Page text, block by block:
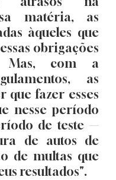
matéria, as
àqueles que
obrigações
Mas, com a
as
que fazer esses
nesse período
de teste —
de autos de
de multas que
resultados".